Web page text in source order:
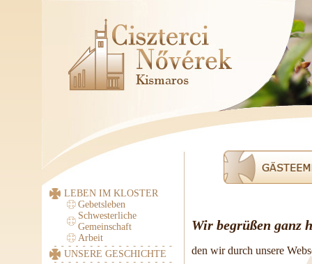
LEBEN IM KLOSTER
Gebetsleben
Schwesterliche
Gemeinschaft
Arbeit
UNSERE GESCHICHTE
Wir begrüßen ganz
den wir durch unsere